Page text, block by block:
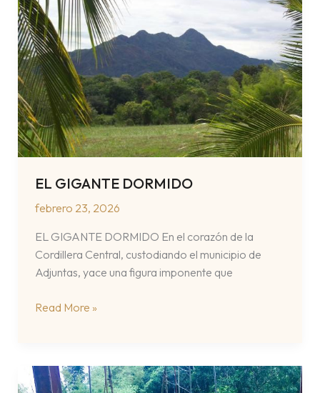
EL GIGANTE DORMIDO
febrero 23, 2026
EL GIGANTE DORMIDO En el corazón de la
Cordillera Central, custodiando el municipio de
Adjuntas, yace una figura imponente que
EL
Read More »